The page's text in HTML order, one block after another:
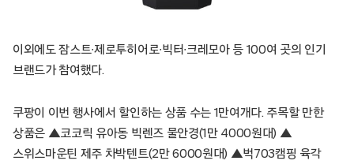
이외에도 잠스트∙제로투히어로∙빅터∙크레모아 등 100여 곳의 인기
브랜드가 참여했다.
쿠팡이 이번 행사에서 할인하는 상품 수는 1만여개다. 주목할 만한
상품은 ▲코코릭 유아동 빅렌즈 물안경(1만 4000원대) ▲
스위스마운틴 제주 차박텐트(2만 6000원대) ▲벅703캠핑 육각